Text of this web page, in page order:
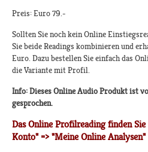
Preis: Euro 79.-
Sollten Sie noch kein Online
Sie beide Readings kombinieren und
Euro. Dazu bestellen Sie einfach das
die Variante mit Profil.
Info: Dieses Online Audio Produkt ist
gesprochen.
Das Online Profilreading finden
Konto" => "Meine Online Analysen"